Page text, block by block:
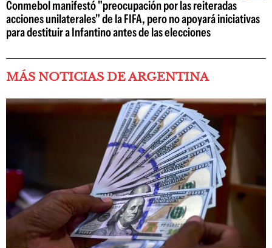
Conmebol manifestó "preocupación por las reiteradas
acciones unilaterales" de la FIFA, pero no apoyará iniciativas
para destituir a Infantino antes de las elecciones
MÁS NOTICIAS DE ARGENTINA